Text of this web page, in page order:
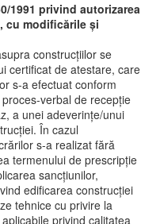
1991 privind autorizarea
cu modificările și
construcţiilor se
certificat de atestare, care
s-a efectuat conform
verbal de recepţie
a unei adeverinţe/unui
În cazul
s-a realizat fără
termenului de prescripţie
sancţiunilor,
edificarea construcţiei
tehnice cu privire la
privind calitatea